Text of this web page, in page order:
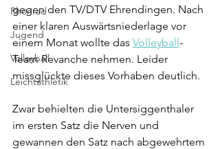
Rhönrad
Jugend
Volleyball
Leichtathletik
gegen den TV/DTV Ehrendingen. Nach
einer klaren Auswärtsniederlage vor
einem Monat wollte das Volleyball-
Team Revanche nehmen. Leider
missglückte dieses Vorhaben deutlich.
Zwar behielten die Untersiggenthaler
im ersten Satz die Nerven und
gewannen den Satz nach abgewehrtem